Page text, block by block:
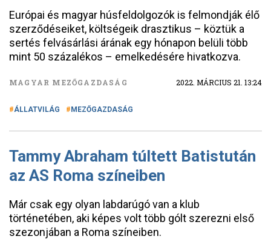
Európai és magyar húsfeldolgozók is felmondják élő
szerződéseiket, költségeik drasztikus – köztük a
sertés felvásárlási árának egy hónapon belüli több
mint 50 százalékos – emelkedésére hivatkozva.
MAGYAR MEZŐGAZDASÁG 2022. MÁRCIUS 21. 13:24
ÁLLATVILÁG MEZŐGAZDASÁG
Tammy Abraham túltett Batistután
az AS Roma színeiben
Már csak egy olyan labdarúgó van a klub
történetében, aki képes volt több gólt szerezni első
szezonjában a Roma színeiben.